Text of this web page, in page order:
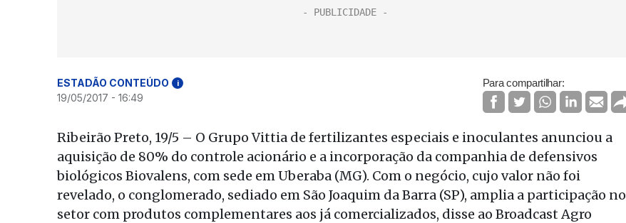
ESTADÃO CONTEÚDO i
19/05/2017 - 16:49
Para compartilhar:
Ribeirão Preto, 19/5 – O Grupo Vittia de fertilizantes especiais e inoculantes anunciou a
aquisição de 80% do controle acionário e a incorporação da companhia de defensivos
biológicos Biovalens, com sede em Uberaba (MG). Com o negócio, cujo valor não foi
revelado, o conglomerado, sediado em São Joaquim da Barra (SP), amplia a participação no
setor com produtos complementares aos já comercializados, disse ao Broadcast Agro